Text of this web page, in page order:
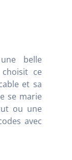
belle
ce
et sa
se marie
ou une
avec